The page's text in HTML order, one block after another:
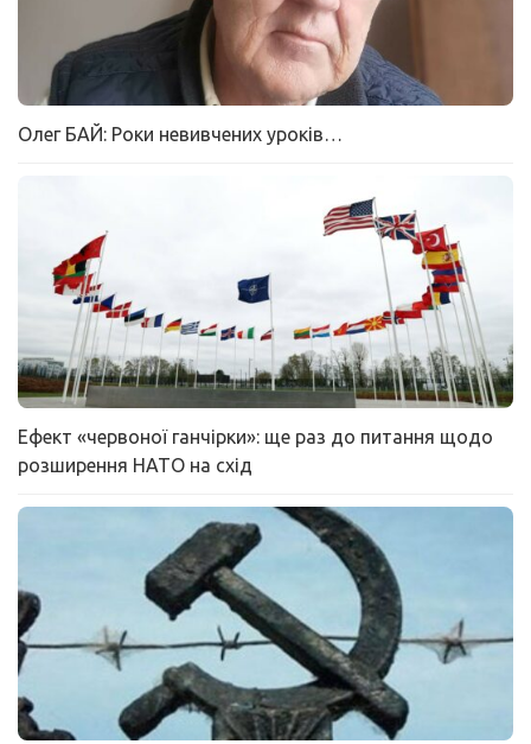
Олег БАЙ: Роки невивчених уроків…
Ефект «червоної ганчірки»: ще раз до питання щодо
розширення НАТО на схід